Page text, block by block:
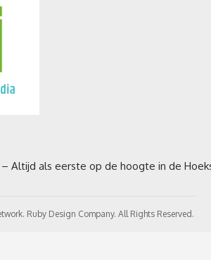
Ruby Design Company. All Rights Reserved.